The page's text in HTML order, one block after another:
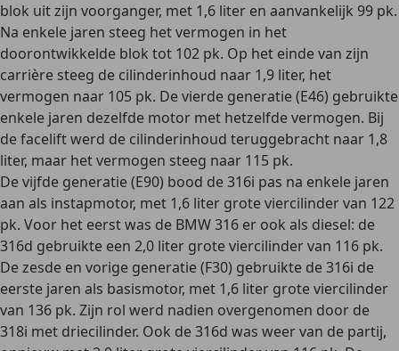
blok uit zijn voorganger, met 1,6 liter en aanvankelijk 99 pk.
Na enkele jaren steeg het vermogen in het
doorontwikkelde blok tot 102 pk. Op het einde van zijn
carrière steeg de cilinderinhoud naar 1,9 liter, het
vermogen naar 105 pk. Devierde generatie(E46) gebruikte
enkele jaren dezelfde motor met hetzelfde vermogen. Bij
de facelift werd de cilinderinhoud teruggebracht naar 1,8
liter, maar het vermogen steeg naar 115 pk.
Devijfde generatie(E90) bood de 316i pas na enkele jaren
aan als instapmotor, met 1,6 liter grote viercilinder van 122
pk. Voor het eerst was de BMW 316 er ook als diesel: de
316d gebruikte een 2,0 liter grote viercilinder van 116 pk.
Dezesde en vorige generatie(F30) gebruikte de 316i de
eerste jaren als basismotor, met 1,6 liter grote viercilinder
van 136 pk. Zijn rol werd nadien overgenomen door de
318i met driecilinder. Ook de 316d was weer van de partij,